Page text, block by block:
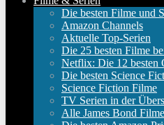
Die besten Filme und
Amazon Channels
Aktuelle Top-Serien
Die 25 besten Filme
Netflix: Die 12 besten
Die besten Science
Science Fiction Filme
TV Serien in der
Alle James Bond